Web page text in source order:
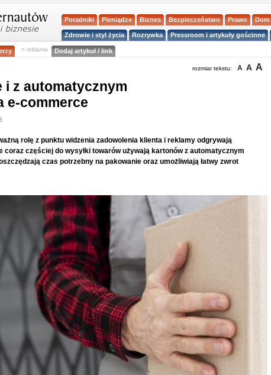
Poradniki Pieniądze Biznes Bezpieczeństwo Prawo Dom
Zdrowie i styl życia Rozrywka Pressroom i artykuły gościnne
< reklama Dodaj artykuł / link
rozmiar tekstu: A A A
i z automatycznym
e-commerce
rolę z punktu widzenia zadowolenia klienta i reklamy odgrywają
coraz częściej do wysyłki towarów używają kartonów z automatycznym
czas potrzebny na pakowanie oraz umożliwiają łatwy zwrot